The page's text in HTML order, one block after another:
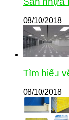
08/10/2018
Tìm hiểu
08/10/2018